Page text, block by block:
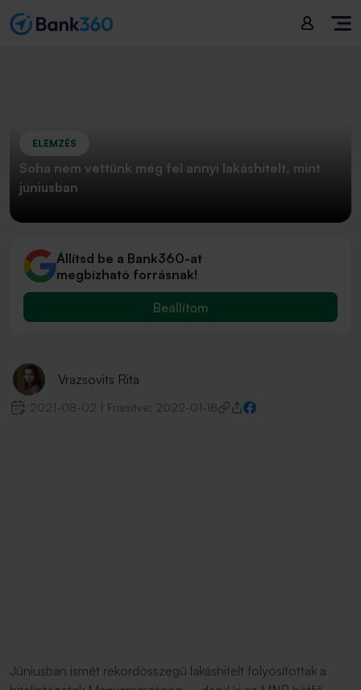
ELEMZÉS
Soha nem vettünk még fel annyi lakáshitelt, mint
júniusban
Állítsd be a Bank360-at
megbízható forrásnak!
Beállítom
Vrazsovits Rita
2021-08-02 Frissítve: 2022-01-18
Júniusban ismét rekordösszegű lakáshitelt folyósítottak a